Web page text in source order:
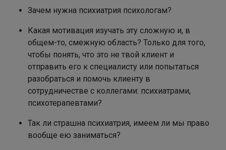
Зачем нужна психиатрия психологам?
Какая мотивация изучать эту сложную и, в
общем-то, смежную область? Только для того,
чтобы понять, что это не твой клиент и
отправить его к специалисту или попытаться
разобраться и помочь клиенту в
сотрудничестве с коллегами: психиатрами,
психотерапевтами?
Так ли страшна психиатрия, имеем ли мы право
вообще ею заниматься?